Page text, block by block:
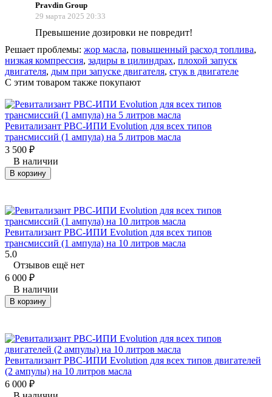
Pravdin Group
29 марта 2025 20:33
Превышение дозировки не повредит!
Решает проблемы: жор масла, повышенный расход топлива,
низкая компрессия, задиры в цилиндрах, плохой запуск
двигателя, дым при запуске двигателя, стук в двигателе
C этим товаром также покупают
Ревитализант РВС-ИПИ Evolution для всех типов
трансмиссий (1 ампула) на 5 литров масла
3 500 ₽
В наличии
В корзину
Ревитализант РВС-ИПИ Evolution для всех типов
трансмиссий (1 ампула) на 10 литров масла
5.0
Отзывов ещё нет
6 000 ₽
В наличии
В корзину
Ревитализант РВС-ИПИ Evolution для всех типов двигателей
(2 ампулы) на 10 литров масла
6 000 ₽